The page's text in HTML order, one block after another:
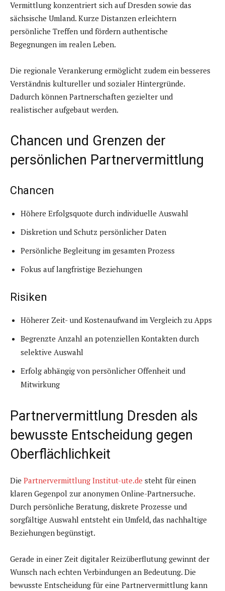
Vermittlung konzentriert sich auf Dresden sowie das
sächsische Umland. Kurze Distanzen erleichtern
persönliche Treffen und fördern authentische
Begegnungen im realen Leben.
Die regionale Verankerung ermöglicht zudem ein besseres
Verständnis kultureller und sozialer Hintergründe.
Dadurch können Partnerschaften gezielter und
realistischer aufgebaut werden.
Chancen und Grenzen der
persönlichen Partnervermittlung
Chancen
Höhere Erfolgsquote durch individuelle Auswahl
Diskretion und Schutz persönlicher Daten
Persönliche Begleitung im gesamten Prozess
Fokus auf langfristige Beziehungen
Risiken
Höherer Zeit- und Kostenaufwand im Vergleich zu Apps
Begrenzte Anzahl an potenziellen Kontakten durch
selektive Auswahl
Erfolg abhängig von persönlicher Offenheit und
Mitwirkung
Partnervermittlung Dresden als
bewusste Entscheidung gegen
Oberflächlichkeit
Die Partnervermittlung Institut-ute.de steht für einen
klaren Gegenpol zur anonymen Online-Partnersuche.
Durch persönliche Beratung, diskrete Prozesse und
sorgfältige Auswahl entsteht ein Umfeld, das nachhaltige
Beziehungen begünstigt.
Gerade in einer Zeit digitaler Reizüberflutung gewinnt der
Wunsch nach echten Verbindungen an Bedeutung. Die
bewusste Entscheidung für eine Partnervermittlung kann